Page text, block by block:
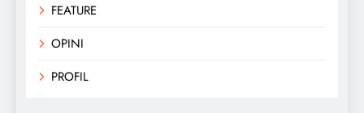
FEATURE
OPINI
PROFIL